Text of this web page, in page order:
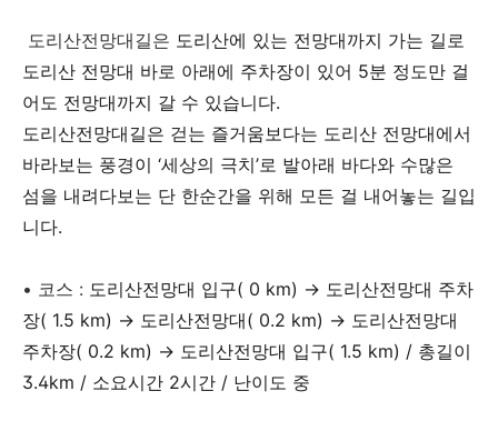
도리산전망대길은 도리산에 있는 전망대까지 가는 길로
도리산 전망대 바로 아래에 주차장이 있어 5분 정도만 걸
어도 전망대까지 갈 수 있습니다.
도리산전망대길은 걷는 즐거움보다는 도리산 전망대에서
바라보는 풍경이 ‘세상의 극치’로 발아래 바다와 수많은
섬을 내려다보는 단 한순간을 위해 모든 걸 내어놓는 길입
니다.
• 코스 : 도리산전망대 입구( 0 km) → 도리산전망대 주차
장( 1.5 km) → 도리산전망대( 0.2 km) → 도리산전망대
주차장( 0.2 km) → 도리산전망대 입구( 1.5 km) / 총길이
3.4km / 소요시간 2시간 / 난이도 중